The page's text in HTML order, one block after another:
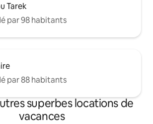
Tarek
par 98 habitants
par 88 habitants
superbes locations de
vacances